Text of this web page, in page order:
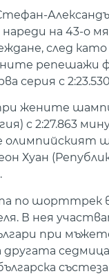
на 43-о
след като
репешажи
серия с
жените
с 2:27.863
олимпийският
Хуан
по шорттрек
В нея
при